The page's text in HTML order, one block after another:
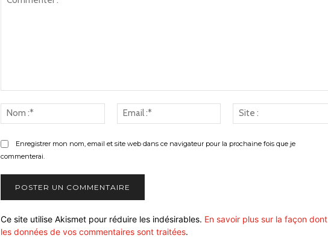
:*
Email
:*
Enregistrer mon nom, email et site web dans ce navigateur pour la prochaine fois que je
commenterai.
Ce site utilise Akismet pour réduire les indésirables. En savoir plus sur la façon dont
les données de vos commentaires sont traitées.